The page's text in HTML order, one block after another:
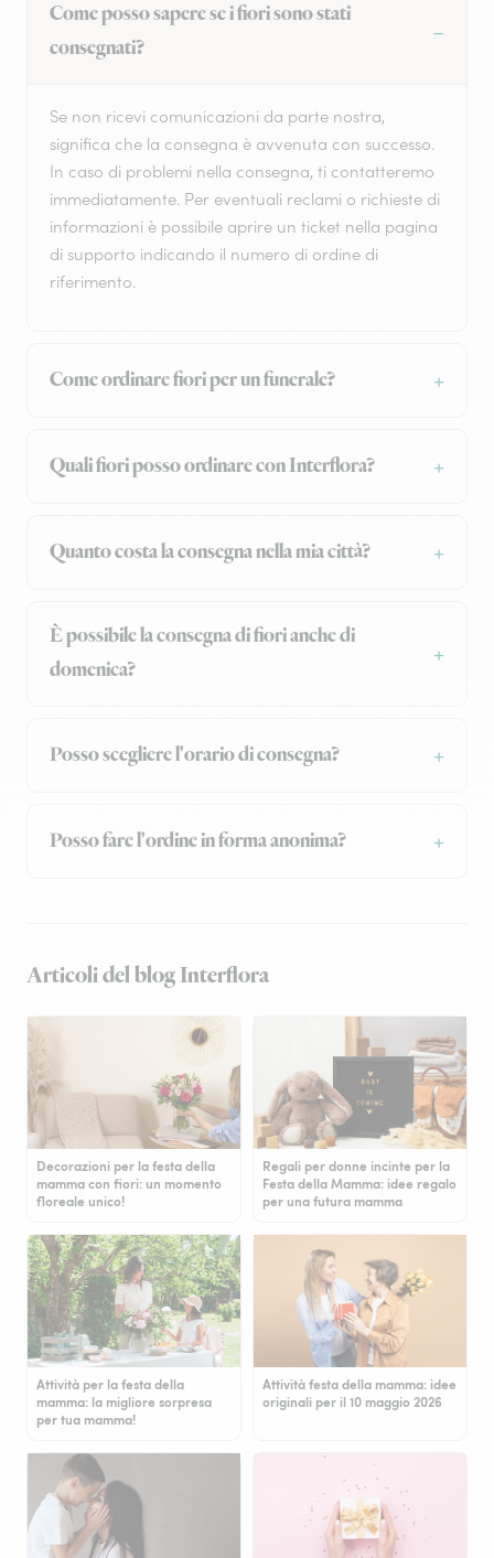
Come posso sapere se i fiori sono stati
consegnati?
Se non ricevi comunicazioni da parte nostra,
significa che la consegna è avvenuta con successo.
In caso di problemi nella consegna, ti contatteremo
immediatamente. Per eventuali reclami o richieste di
informazioni è possibile aprire un ticket nella pagina
di supporto indicando il numero di ordine di
riferimento.
Come ordinare fiori per un funerale?
Quali fiori posso ordinare con Interflora?
Quanto costa la consegna nella mia città?
È possibile la consegna di fiori anche di
domenica?
Posso scegliere l'orario di consegna?
Posso fare l'ordine in forma anonima?
Articoli del blog Interflora
Decorazioni per la festa della
mamma con fiori: un momento
floreale unico!
Regali per donne incinte per la
Festa della Mamma: idee regalo
per una futura mamma
Attività per la festa della
mamma: la migliore sorpresa
per tua mamma!
Attività festa della mamma: idee
originali per il 10 maggio 2026